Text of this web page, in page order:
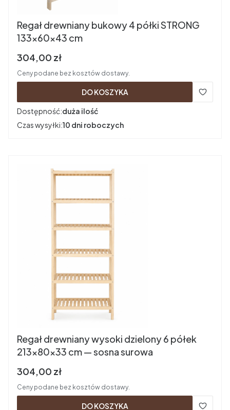
Regał drewniany bukowy 4 półki STRONG
133x60x43 cm
Cena brutto
304,00 zł
Ceny podane bez kosztów dostawy.
DO KOSZYKA
Dostępność:duża ilość
Czas wysyłki:10 dni roboczych
Regał drewniany wysoki dzielony 6 półek
213×80×33 cm — sosna surowa
Cena brutto
304,00 zł
Ceny podane bez kosztów dostawy.
DO KOSZYKA